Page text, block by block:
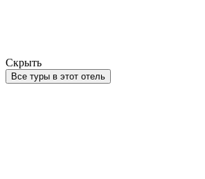
Скрыть
Все туры в этот отель